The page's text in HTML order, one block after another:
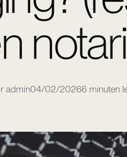
admin04/02/20266 minuten